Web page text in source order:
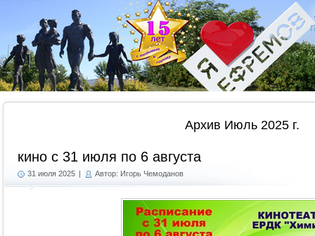
Архив Июль 2025 г.
кино с 31 июля по 6 августа
31 июля 2025 | Автор: Игорь Чемоданов